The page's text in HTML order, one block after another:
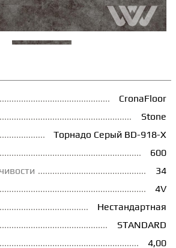
ПВХ
ПОЛ
CronaFloor
Stone
Торнадо Серый BD-918-X
600
34
4V
Нестандартная
STANDARD
4,00